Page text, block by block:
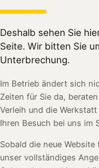
Deshalb sehen Sie
Seite. Wir bitten Sie
Unterbrechung.
Im Betrieb ändert sich
Zeiten für Sie da,
Verleih und die
Ihren Besuch bei uns im
Sobald die neue
unser vollständiges